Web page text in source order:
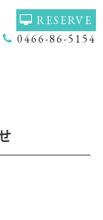
0466-86-5154
RESERVE